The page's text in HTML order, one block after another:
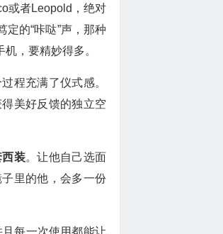
或者Leopold，绝对
的“咔哒”声，那种
，要精妙得多。
程充满了仪式感。
美好反馈的独立空
西装。让他自己选面
里的他，会多一份
每一次使用都能让